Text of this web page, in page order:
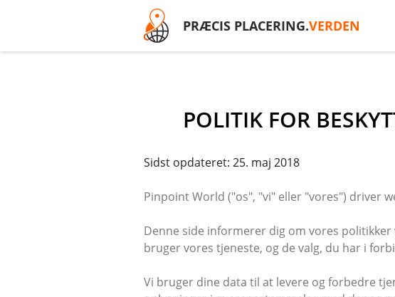
PRÆCIS PLACERING.VERDEN
POLITIK FOR
Sidst opdateret: 25. maj 2018
Pinpoint World ("os", "vi" eller "vores") driver
Denne side informerer dig om vores
bruger vores tjeneste, og de valg, du har i
Vi bruger dine data til at levere og forbedre